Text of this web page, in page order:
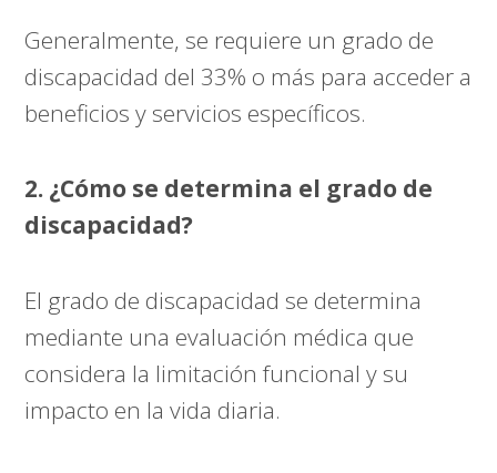
Generalmente, se requiere un grado de
discapacidad del 33% o más para acceder a
beneficios y servicios específicos.
2. ¿Cómo se determina el grado de
discapacidad?
El grado de discapacidad se determina
mediante una evaluación médica que
considera la limitación funcional y su
impacto en la vida diaria.